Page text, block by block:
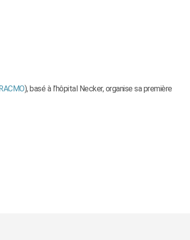
), basé à l’hôpital Necker, organise sa première